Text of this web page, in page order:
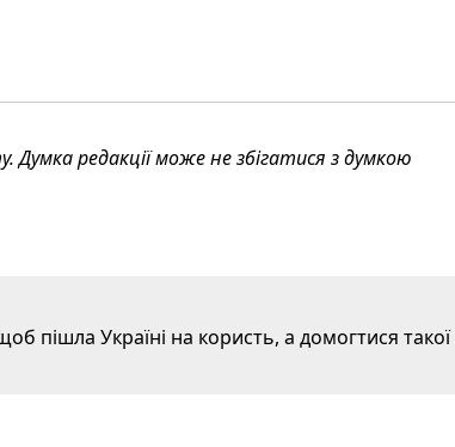
редакції може не збігатися з думкою
пішла Україні на користь, а домогтися такої